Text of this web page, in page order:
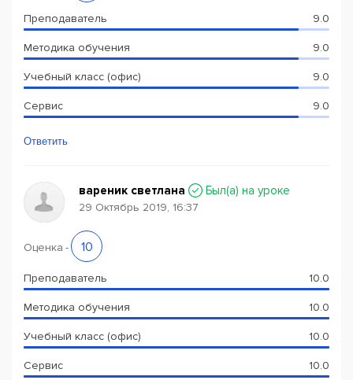
Преподаватель 9.0
Методика обучения 9.0
Учебный класс (офис) 9.0
Сервис 9.0
Ответить
вареник светлана Был(a) на уроке
29 Октябрь 2019, 16:37
Оценка - 10
Преподаватель 10.0
Методика обучения 10.0
Учебный класс (офис) 10.0
Сервис 10.0